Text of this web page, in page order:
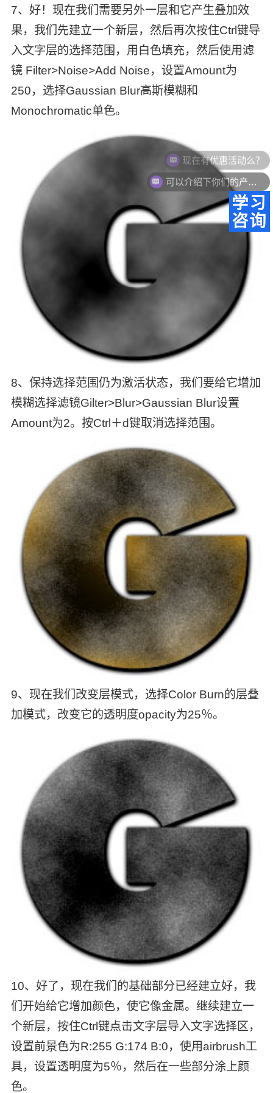
7、好！现在我们需要另外一层和它产生叠加效
果，我们先建立一个新层，然后再次按住Ctrl键导
入文字层的选择范围，用白色填充，然后使用滤
镜 Filter>Noise>Add Noise，设置Amount为
250，选择Gaussian Blur高斯模糊和
Monochromatic单色。
8、保持选择范围仍为激活状态，我们要给它增加
模糊选择滤镜Gilter>Blur>Gaussian Blur设置
Amount为2。按Ctrl＋d键取消选择范围。
9、现在我们改变层模式，选择Color Burn的层叠
加模式，改变它的透明度opacity为25％。
10、好了，现在我们的基础部分已经建立好，我
们开始给它增加颜色，使它像金属。继续建立一
个新层，按住Ctrl键点击文字层导入文字选择区，
设置前景色为R:255 G:174 B:0，使用airbrush工
具，设置透明度为5％，然后在一些部分涂上颜
色。